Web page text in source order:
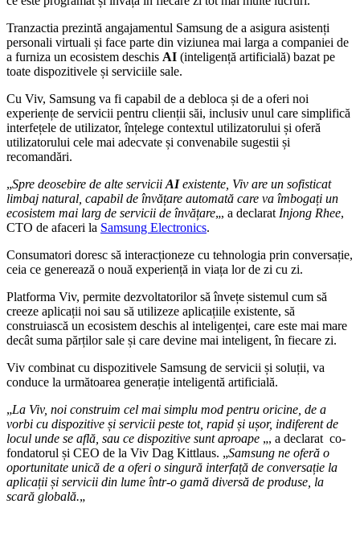
Tranzactia prezintă angajamentul Samsung de a asigura asistenți
personali virtuali și face parte din viziunea mai larga a companiei de
a furniza un ecosistem deschis AI (inteligență artificială) bazat pe
toate dispozitivele și serviciile sale.
Cu Viv, Samsung va fi capabil de a debloca și de a oferi noi
experiențe de servicii pentru clienții săi, inclusiv unul care simplifică
interfețele de utilizator, înțelege contextul utilizatorului și oferă
utilizatorului cele mai adecvate și convenabile sugestii și
recomandări.
„Spre deosebire de alte servicii AIexistente, Viv are un sofisticat
limbaj natural, capabil de învățare automată care va îmbogați un
ecosistem mai larg de servicii de învățare„, a declarat Injong Rhee,
CTO de afaceri la Samsung Electronics.
Consumatori doresc să interacționeze cu tehnologia prin conversație,
ceia ce generează o nouă experiență in viața lor de zi cu zi.
Platforma Viv, permite dezvoltatorilor să învețe sistemul cum să
creeze aplicații noi sau să utilizeze aplicațiile existente, să
construiască un ecosistem deschis al inteligenței, care este mai mare
decât suma părților sale și care devine mai inteligent, în fiecare zi.
Viv combinat cu dispozitivele Samsung de servicii și soluții, va
conduce la următoarea generație inteligentă artificială.
„La Viv, noi construim cel mai simplu mod pentru oricine, de a
vorbi cu dispozitive și servicii peste tot, rapid și ușor, indiferent de
locul unde se află, sau ce dispozitive sunt aproape „, a declarat co-
fondatorul și CEO de la Viv Dag Kittlaus. „Samsung ne oferă o
oportunitate unică de a oferi o singură interfață de conversație la
aplicații și servicii din lume într-o gamă diversă de produse, la
scară globală.„